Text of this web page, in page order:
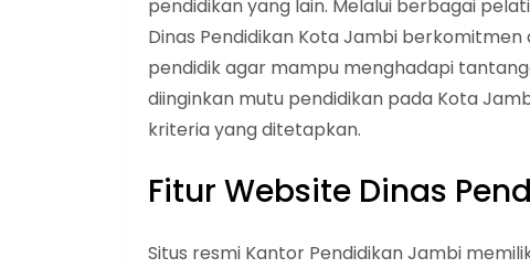
pendidikan yang lain. Melalui berbagai
Dinas Pendidikan Kota Jambi
pendidik agar mampu menghadapi
diinginkan mutu pendidikan pada Kota
kriteria yang ditetapkan.
Fitur Website Dinas
Situs resmi Kantor Pendidikan Jambi